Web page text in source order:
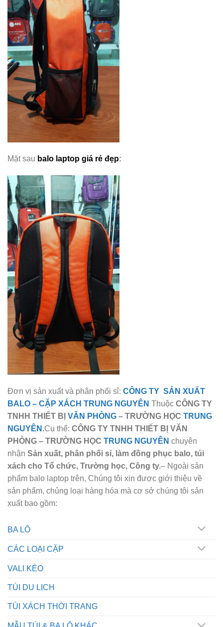
Mặt sau balo laptop giá rẻ đẹp:
Đơn vị sản xuất và phân phối sỉ: CÔNG TY SẢN XUẤT
BALO – CẶP XÁCH TRUNG NGUYÊN Thuộc CÔNG TY
TNHH THIẾT BỊ VĂN PHÒNG – TRƯỜNG HỌC TRUNG
NGUYÊN .Cụ thể: CÔNG TY TNHH THIẾT BỊ VĂN
PHÒNG – TRƯỜNG HỌC TRUNG NGUYÊN chuyên
nhận Sản xuất, phân phối sỉ, làm đồng phục balo, túi
xách cho Tổ chức, Trường học, Công ty.– Ngoài sản
phẩm balo laptop trên, Chúng tôi xin được giới thiệu về
sản phẩm, chủng loại hàng hóa mà cơ sở chúng tôi sản
xuất bao gồm:
BA LÔ
CÁC LOẠI CẶP
VALI KÉO
TÚI DU LỊCH
TÚI XÁCH THỜI TRANG